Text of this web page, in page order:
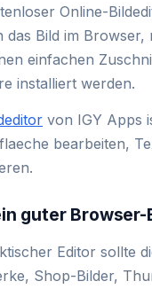
Online-
das Bild im
einfachen
installiert werden.
von IGY Apps
bearbeiten,
guter
Editor sollte
Shop-Bilder,